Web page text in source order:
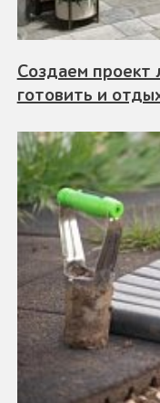
Создаем проект
готовить и